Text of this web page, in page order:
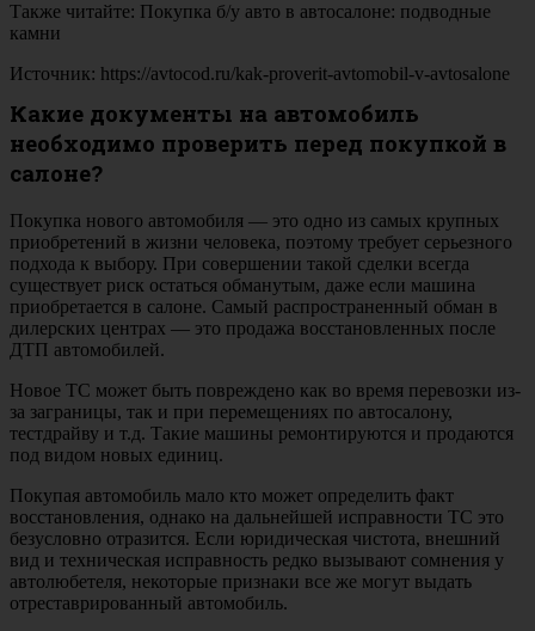
Также читайте: Покупка б/у авто в автосалоне: подводные
камни
Источник: https://avtocod.ru/kak-proverit-avtomobil-v-avtosalone
Какие документы на автомобиль
необходимо проверить перед покупкой в
салоне?
Покупка нового автомобиля — это одно из самых крупных
приобретений в жизни человека, поэтому требует серьезного
подхода к выбору. При совершении такой сделки всегда
существует риск остаться обманутым, даже если машина
приобретается в салоне. Самый распространенный обман в
дилерских центрах — это продажа восстановленных после
ДТП автомобилей.
Новое ТС может быть повреждено как во время перевозки из-
за заграницы, так и при перемещениях по автосалону,
тестдрайву и т.д. Такие машины ремонтируются и продаются
под видом новых единиц.
Покупая автомобиль мало кто может определить факт
восстановления, однако на дальнейшей исправности ТС это
безусловно отразится. Если юридическая чистота, внешний
вид и техническая исправность редко вызывают сомнения у
автолюбетеля, некоторые признаки все же могут выдать
отреставрированный автомобиль.